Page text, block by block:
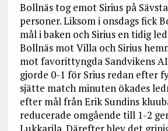
Bollnäs tog emot Sirius på
personer. Liksom i onsdags fick
mål i baken och Sirius en tidig
Bollnäs mot Villa och Sirius
mot favorittyngda Sandvikens
gjorde 0-1 för Srius redan efter
sjätte match minuten ökades
efter mål från Erik Sundins
reducerade omgående till 1-2